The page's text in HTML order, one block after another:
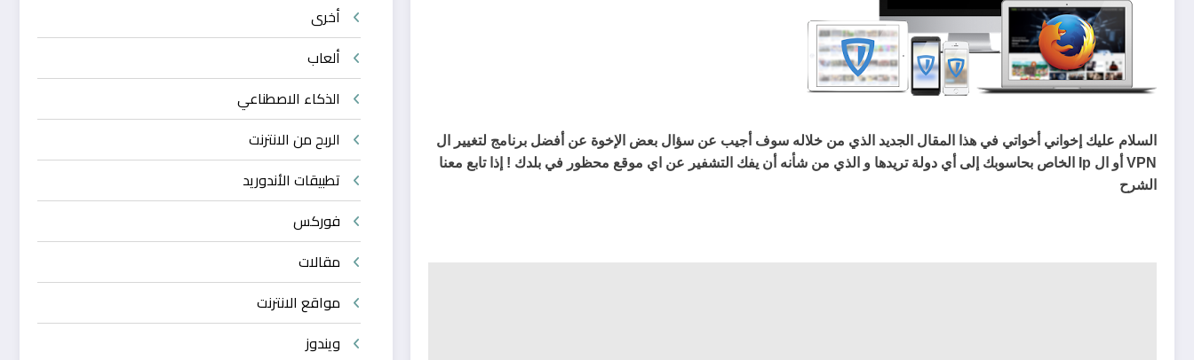
السلام عليك إخواني أخواتي في هذا المقال الجديد الذي من خلاله سوف أجيب عن سؤال بعض الإخوة عن أفضل برنامج لتغيير ال
VPN أو ال Ip الخاص بحاسوبك إلى أي دولة تريدها و الذي من شأنه أن يفك التشفير عن اي موقع محظور في بلدك ! إذا تابع معنا
الشرح
أخرى
ألعاب
الذكاء الاصطناعي
الربح من الانترنت
تطبيقات الأندوريد
فوركس
مقالات
مواقع الانترنت
ويندوز